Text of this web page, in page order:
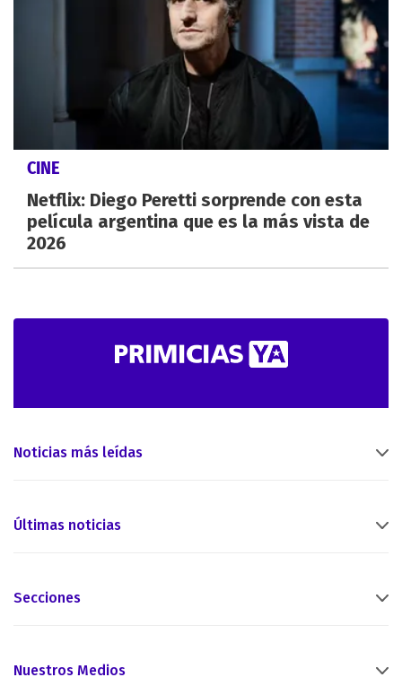
CINE
Netflix: Diego Peretti sorprende con esta
película argentina que es la más vista de
2026
Noticias más leídas
Últimas noticias
Secciones
Nuestros Medios